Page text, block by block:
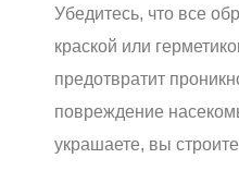
Убедитесь, что все
краской или
предотвратит
повреждение
украшаете, вы